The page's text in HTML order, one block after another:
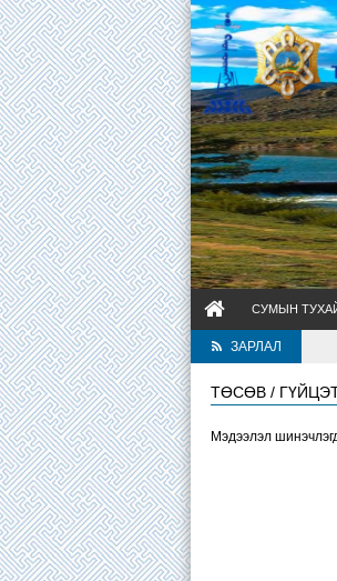
СУМЫН
ЗАРЛАЛ
ТӨСӨВ /
Мэдээлэл